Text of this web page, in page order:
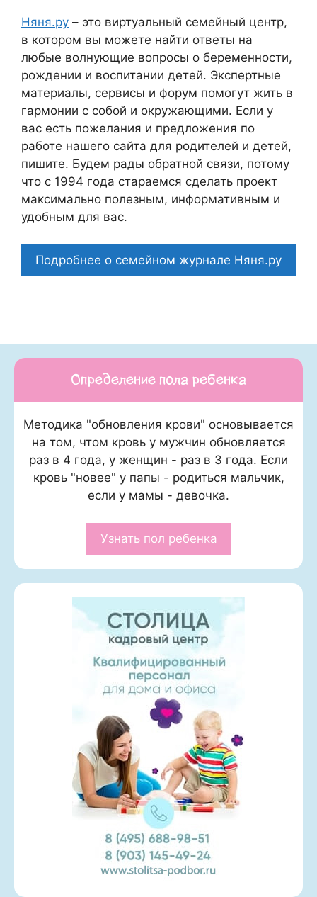
Няня.ру – это виртуальный семейный центр,
в котором вы можете найти ответы на
любые волнующие вопросы о беременности,
рождении и воспитании детей. Экспертные
материалы, сервисы и форум помогут жить в
гармонии с собой и окружающими. Если у
вас есть пожелания и предложения по
работе нашего сайта для родителей и детей,
пишите. Будем рады обратной связи, потому
что c 1994 года стараемся сделать проект
максимально полезным, информативным и
удобным для вас.
Подробнее о семейном журнале Няня.ру
Определение пола ребенка
Методика "обновления крови" основывается
на том, чтом кровь у мужчин обновляется
раз в 4 года, у женщин - раз в 3 года. Если
кровь "новее" у папы - родиться мальчик,
если у мамы - девочка.
Узнать пол ребенка